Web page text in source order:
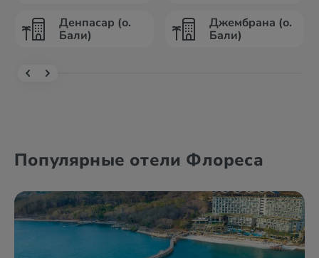
Денпасар (о.
Бали)
Джембрана (о.
Бали)
Популярные отели Флореса